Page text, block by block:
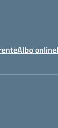
Albo online